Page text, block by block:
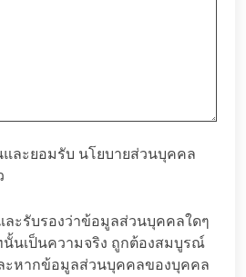
และยอมรับ นโยบายส่วนบุคคล
ละรับรองว่าข้อมูลส่วนบุคคลใดๆ
นเป็นความจริง ถูกต้องสมบูรณ์
ะหากข้อมูลส่วนบุคคลของบุคคล